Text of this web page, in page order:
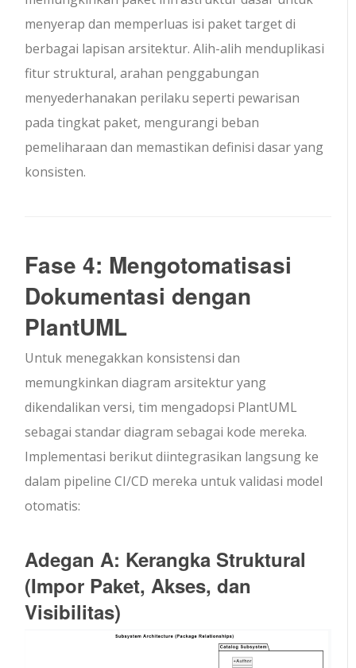
menyerap dan memperluas isi paket target di
berbagai lapisan arsitektur. Alih-alih menduplikasi
fitur struktural, arahan penggabungan
menyederhanakan perilaku seperti pewarisan
pada tingkat paket, mengurangi beban
pemeliharaan dan memastikan definisi dasar yang
konsisten.
Fase 4: Mengotomatisasi
Dokumentasi dengan
PlantUML
Untuk menegakkan konsistensi dan
memungkinkan diagram arsitektur yang
dikendalikan versi, tim mengadopsi PlantUML
sebagai standar diagram sebagai kode mereka.
Implementasi berikut diintegrasikan langsung ke
dalam pipeline CI/CD mereka untuk validasi model
otomatis:
Adegan A: Kerangka Struktural
(Impor Paket, Akses, dan
Visibilitas)